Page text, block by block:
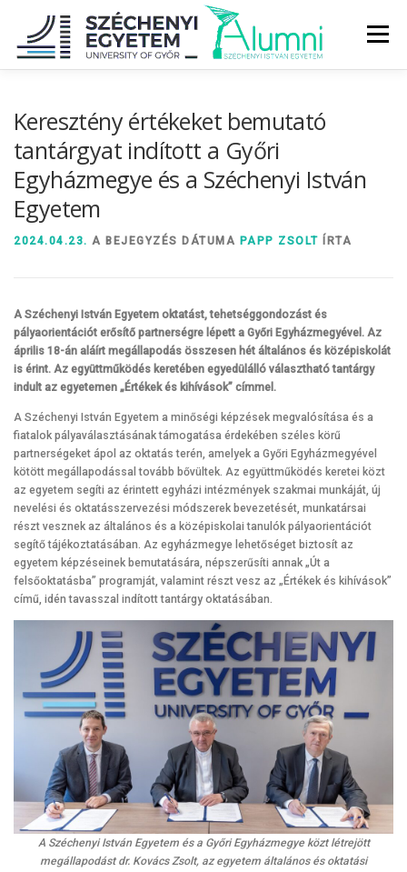
tartalomhoz
Menü
DIPLOMAÁTADÓ DIPLOMÁN TÚL
SZOLGÁLTATÁSOK ÉVFOLYAMOK
Keresztény értékeket bemutató
tantárgyat indított a Győri
Egyházmegye és a Széchenyi István
Egyetem
2024.04.23. A BEJEGYZÉS DÁTUMA PAPP ZSOLT ÍRTA
A Széchenyi István Egyetem oktatást, tehetséggondozást és
pályaorientációt erősítő partnerségre lépett a Győri Egyházmegyével. Az
április 18-án aláírt megállapodás összesen hét általános és középiskolát
is érint. Az együttműködés keretében egyedülálló választható tantárgy
indult az egyetemen „Értékek és kihívások” címmel.
A Széchenyi István Egyetem a minőségi képzések megvalósítása és a
fiatalok pályaválasztásának támogatása érdekében széles körű
partnerségeket ápol az oktatás terén, amelyek a Győri Egyházmegyével
kötött megállapodással tovább bővültek. Az együttműködés keretei közt
az egyetem segíti az érintett egyházi intézmények szakmai munkáját, új
nevelési és oktatásszervezési módszerek bevezetését, munkatársai
részt vesznek az általános és a középiskolai tanulók pályaorientációt
segítő tájékoztatásában. Az egyházmegye lehetőséget biztosít az
egyetem képzéseinek bemutatására, népszerűsíti annak „Út a
felsőoktatásba” programját, valamint részt vesz az „Értékek és kihívások”
című, idén tavasszal indított tantárgy oktatásában.
A Széchenyi István Egyetem és a Győri Egyházmegye közt létrejött
megállapodást dr. Kovács Zsolt, az egyetem általános és oktatási